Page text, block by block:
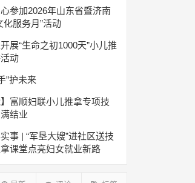
参加2026年山东省暨济南
化服务月”活动
展“生命之初1000天”小儿推
动
”护未来
】富顺妇联小儿推拿专项技
结业
事 | “军垦大嫂”进社区送技
课堂点亮妇女就业新路